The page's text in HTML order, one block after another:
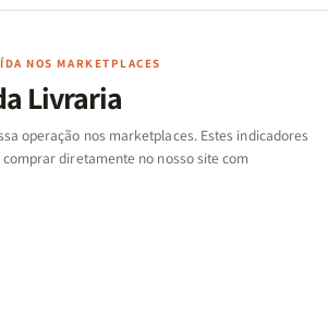
|
de
|
NOS MARKETPLACES
Livraria
operação nos marketplaces. Estes indicadores
diretamente no nosso site com